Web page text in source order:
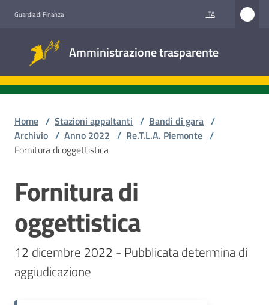
Guardia di Finanza ITA
Amministrazione trasparente
trasparente
Stazioni
appaltanti
Contatti
Home / Stazioni appaltanti / Bandi di gara /
Archivio / Anno 2022 / Re.T.L.A. Piemonte /
Fornitura di oggettistica
Salta al contenuto
Fornitura di
oggettistica
12 dicembre 2022 - Pubblicata determina di
aggiudicazione